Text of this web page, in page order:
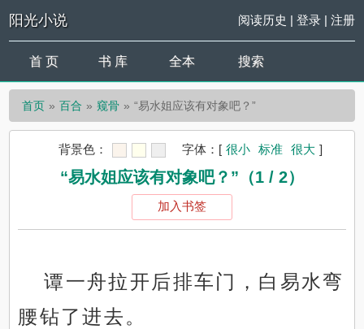
阳光小说 阅读历史 | 登录| 注册
首 页 书 库 全本 搜索
首页 百合 窥骨 “易水姐应该有对象吧？”
背景色： 字体： [ 很小 标准 很大 ]
“易水姐应该有对象吧？”（1 / 2）
加入书签
谭一舟拉开后排车门，白易水弯
腰钻了进去。